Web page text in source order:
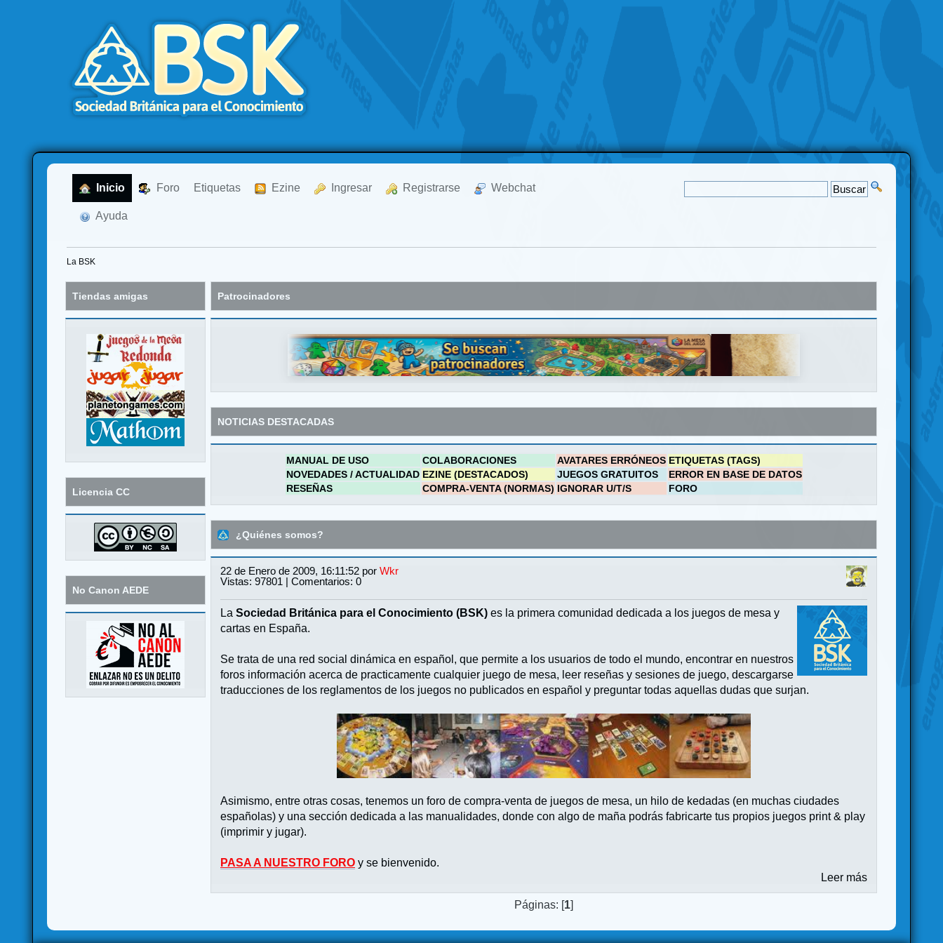
Inicio Foro Etiquetas Ezine Ingresar Registrarse Webchat
Ayuda
La BSK
Tiendas amigas
Licencia CC
No Canon AEDE
Patrocinadores
NOTICIAS DESTACADAS
MANUAL DE USO COLABORACIONES AVATARES ERRÓNEOS ETIQUETAS (TAGS)
NOVEDADES / ACTUALIDAD EZINE (DESTACADOS) JUEGOS GRATUITOS
ERROR EN BASE DE DATOS
RESEÑAS
COMPRA-VENTA (NORMAS) IGNORAR U/T/S FORO
¿Quiénes somos?
22 de Enero de 2009, 16:11:52 por Wkr
Vistas: 97801 | Comentarios: 0
La Sociedad Británica para el Conocimiento (BSK) es la primera comunidad dedicada a los juegos de mesa y
cartas en España.
Se trata de una red social dinámica en español, que permite a los usuarios de todo el mundo, encontrar en nuestros
foros información acerca de practicamente cualquier juego de mesa, leer reseñas y sesiones de juego, descargarse
traducciones de los reglamentos de los juegos no publicados en español y preguntar todas aquellas dudas que surjan.
Asimismo, entre otras cosas, tenemos un foro de compra-venta de juegos de mesa, un hilo de kedadas (en muchas ciudades
españolas) y una sección dedicada a las manualidades, donde con algo de maña podrás fabricarte tus propios juegos print & play
(imprimir y jugar).
PASA A NUESTRO FORO y se bienvenido.
Leer más
Páginas: [1]